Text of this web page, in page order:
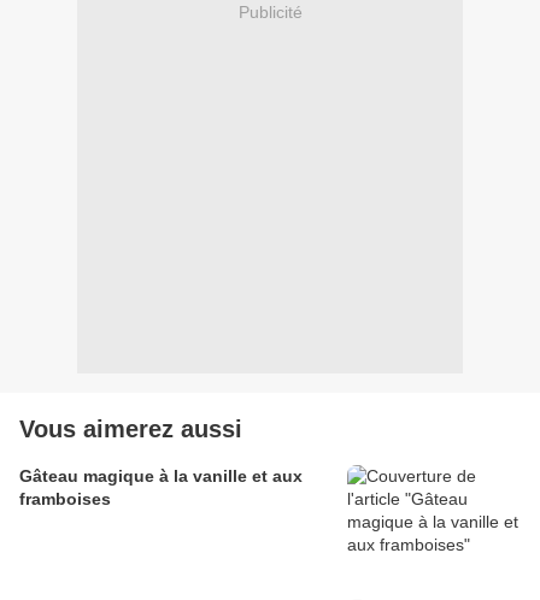
Publicité
Vous aimerez aussi
Gâteau magique à la vanille et aux
framboises